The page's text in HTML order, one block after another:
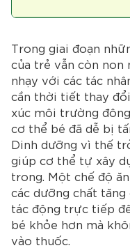
Trong giai đoạn
của trẻ vẫn còn non
nhạy với các tác
cần thời tiết thay
xúc môi trường
cơ thể bé đã dễ bị
Dinh dưỡng vì thế
giúp cơ thể tự xây
trong. Một chế độ
các dưỡng chất
tác động trực tiếp
bé khỏe hơn mà
vào thuốc.